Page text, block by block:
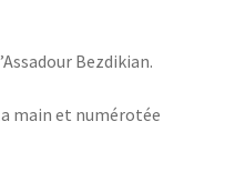
Bezdikian.
main et numérotée